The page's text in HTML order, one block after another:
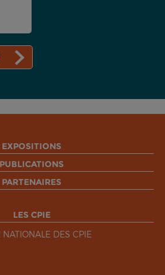
EXPOSITIONS
PUBLICATIONS
PARTENAIRES
LES CPIE
DES CPIE